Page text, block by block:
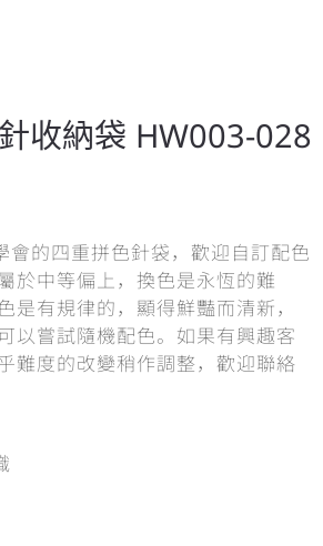
收納袋 HW003-028
會的四重拼色針袋，歡迎自訂配色
於中等偏上，換色是永恆的難
是有規律的，顯得鮮豔而清新，
以嘗試隨機配色。如果有興趣客
難度的改變稍作調整，歡迎聯絡